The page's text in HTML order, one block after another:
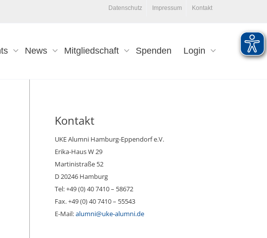
Datenschutz Impressum Kontakt
News Mitgliedschaft Spenden Login
Kontakt
UKE Alumni Hamburg-Eppendorf e.V.
Erika-Haus W 29
Martinistraße 52
D 20246 Hamburg
Tel: +49 (0) 40 7410 – 58672
Fax. +49 (0) 40 7410 – 55543
E-Mail:alumni@uke-alumni.de